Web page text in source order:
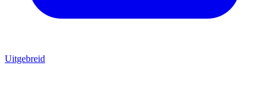
Uitgebreid